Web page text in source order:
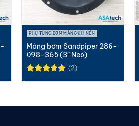
PHỤ TÙNG BƠM MÀNG KHÍ NÉN
Màng bơm Sandpiper 286-
098-365 (3″ Neo)
Được xếp
(2)